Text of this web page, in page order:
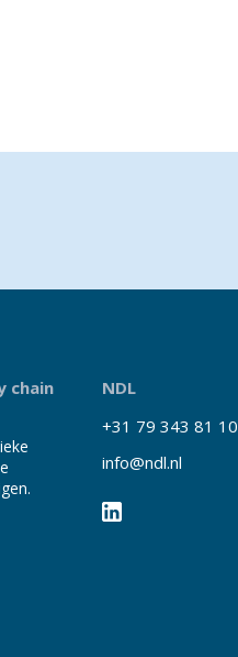
chain
NDL
+31 79 343 81 10
info@ndl.nl